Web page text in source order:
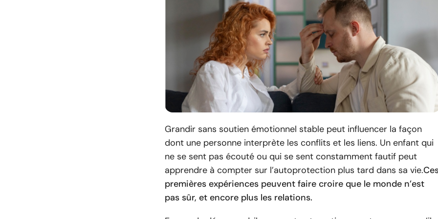
Grandir sans soutien émotionnel stable peut influencer la façon
dont une personne interprète les conflits et les liens. Un enfant qui
ne se sent pas écouté ou qui se sent constamment fautif peut
apprendre à compter sur l’autoprotection plus tard dans sa vie.
premières expériences peuvent faire croire que le monde n’est
pas sûr, et encore plus les relations.